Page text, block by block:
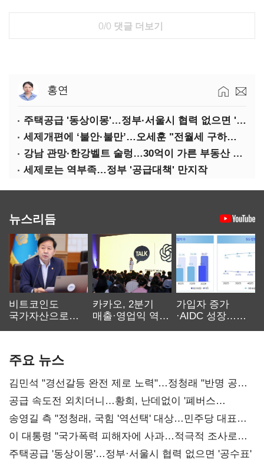
0/0 댓글 더보기
홍연
주택공급 '동상이몽'…정부·서울시 협력 없으면 '공수표'
세제개편에 ‘불안·불만’…오세훈 "전월세 구하기 더 힘들어질 것"
강남 관망·한강벨트 술렁…30억이 가른 부동산 민심
세제로는 역부족…정부 '공급대책' 만지작
뉴스리듬
비트코인도
국가자산으로…'
카카오, 2분기
매출·영업익 역대
가입자 증가
·AIDC 성장…
주요 뉴스
김민석 "경선갈등 완전 제로 노력"…정청래 "반명 공세
사과부터"
공급 속도전 외치더니…황희, 난데없이 '폐버스
리모델링' 제안
송영길 측 "정청래, 국힘 '역선택' 대상…민주당 대표로
총선 지휘 못해"
이 대통령 "국가폭력 피해자에 사과…적극적 조사로
진실 밝혀야"
주택공급 '동상이몽'…정부·서울시 협력 없으면 '공수표'